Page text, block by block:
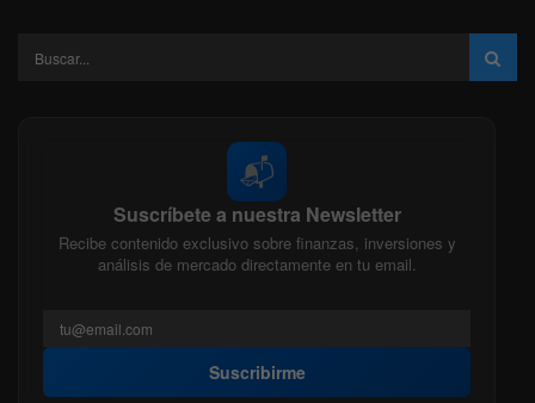
📬
Suscríbete a nuestra Newsletter
Recibe contenido exclusivo sobre finanzas, inversiones y
análisis de mercado directamente en tu email.
Suscribirme